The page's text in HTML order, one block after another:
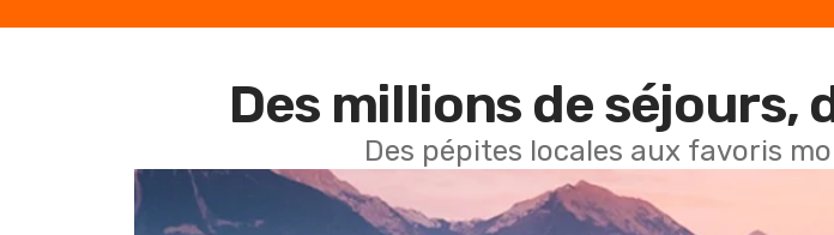
Des millions de
Des pépites locales aux favoris